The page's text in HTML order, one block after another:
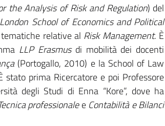
the Analysis of Risk and Regulation) del
London School of Economics and Political
relative al Risk Management. È
LLP Erasmusdi mobilità dei docenti
(Portogallo, 2010) e la School of Law
prima Ricercatore e poi Professore
degli Studi di Enna “Kore”, dove ha
professionalee Contabilità e Bilanci